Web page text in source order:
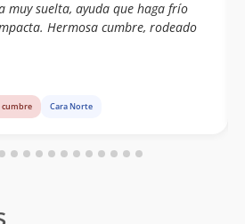
suelta, ayuda que haga frío
Hermosa cumbre, rodeado
Cara Norte